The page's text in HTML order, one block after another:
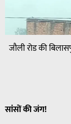
जौली रोड की
सांसोंकीजंग!